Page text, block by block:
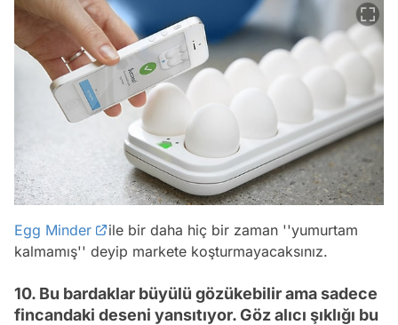
Egg Minder
ile bir daha hiç bir zaman ''yumurtam
kalmamış'' deyip markete koşturmayacaksınız.
10. Bu bardaklar büyülü gözükebilir ama sadece
fincandaki deseni yansıtıyor. Göz alıcı şıklığı bu